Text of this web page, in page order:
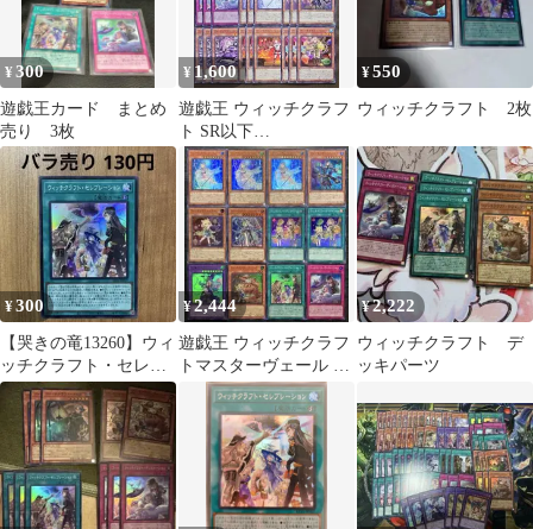
ト・破械－ / RV01-
JP027 / ID:06958567
¥300
遊戯王カード まとめ
売り 3枚
¥ 1,600
遊戯王 ウィッチクラフ
ト SR以下
REVOLUTION
BOOSTER
¥550
ウィッチクラフト 2枚
¥300
【哭きの竜13260】ウィ
ッチクラフト・セレブ
レーション（スーレ
ア）RV01
¥2,444
遊戯王 ウィッチクラフ
トマスターヴェール 初
版 ウルトラレア 他 12
枚セット
¥2,222
ウィッチクラフト デ
ッキパーツ